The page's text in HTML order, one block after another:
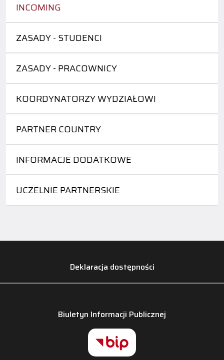
INCOMING
ZASADY - STUDENCI
ZASADY - PRACOWNICY
KOORDYNATORZY WYDZIAŁOWI
PARTNER COUNTRY
INFORMACJE DODATKOWE
UCZELNIE PARTNERSKIE
Deklaracja dostępności
Biuletyn Informacji Publicznej